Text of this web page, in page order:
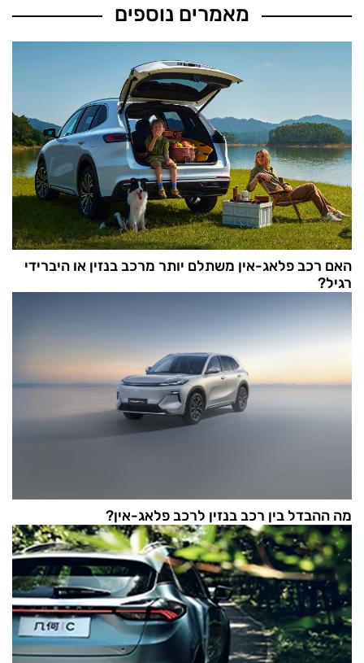
מאמרים נוספים
האם רכב פלאג-אין משתלם יותר מרכב בנזין או היברידי
רגיל?
מה ההבדל בין רכב בנזין לרכב פלאג-אין?